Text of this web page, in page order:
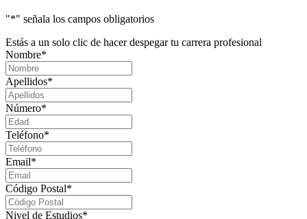
"*" señala los campos obligatorios
Estás a un solo clic de hacer despegar tu carrera profesional
Nombre*
Apellidos*
Número*
Teléfono*
Email*
Código Postal*
Nivel de Estudios*